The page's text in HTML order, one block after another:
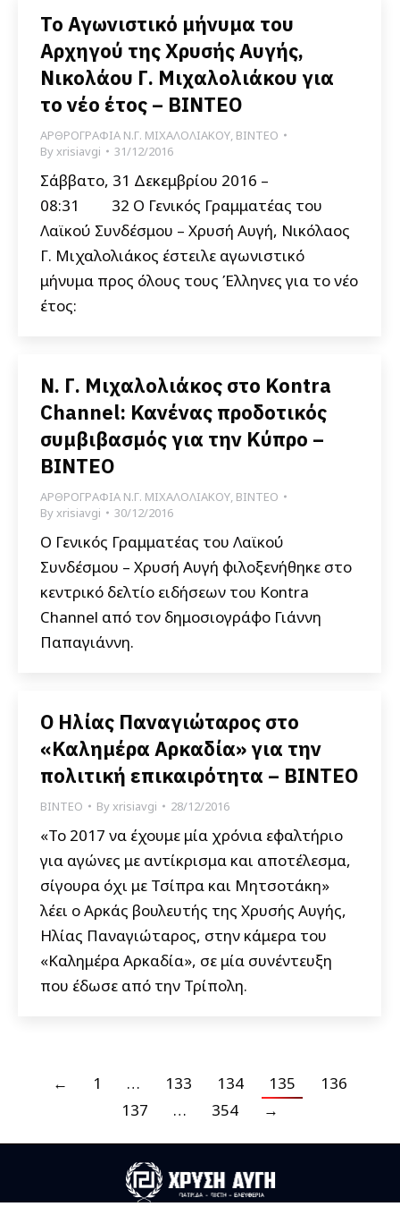
Το Αγωνιστικό μήνυμα του
Αρχηγού της Χρυσής Αυγής,
Νικολάου Γ. Μιχαλολιάκου για
το νέο έτος – ΒΙΝΤΕΟ
ΑΡΘΡΟΓΡΑΦΙΑ Ν.Γ. ΜΙΧΑΛΟΛΙΑΚΟΥ, ΒΙΝΤΕΟ
Byxrisiavgi 31/12/2016
Σάββατο, 31 Δεκεμβρίου 2016 –
08:31 32 Ο Γενικός Γραμματέας του
Λαϊκού Συνδέσμου – Χρυσή Αυγή, Νικόλαος
Γ. Μιχαλολιάκος έστειλε αγωνιστικό
μήνυμα προς όλους τους Έλληνες για το νέο
έτος:
Ν. Γ. Μιχαλολιάκος στο Kontra
Channel: Κανένας προδοτικός
συμβιβασμός για την Κύπρο –
ΒΙΝΤΕΟ
ΑΡΘΡΟΓΡΑΦΙΑ Ν.Γ. ΜΙΧΑΛΟΛΙΑΚΟΥ, ΒΙΝΤΕΟ
Byxrisiavgi 30/12/2016
Ο Γενικός Γραμματέας του Λαϊκού
Συνδέσμου – Χρυσή Αυγή φιλοξενήθηκε στο
κεντρικό δελτίο ειδήσεων του Kontra
Channel από τον δημοσιογράφο Γιάννη
Παπαγιάννη.
Ο Ηλίας Παναγιώταρος στο
«Καλημέρα Αρκαδία» για την
πολιτική επικαιρότητα – ΒΙΝΤΕΟ
ΒΙΝΤΕΟ Byxrisiavgi 28/12/2016
«Το 2017 να έχουμε μία χρόνια εφαλτήριο
για αγώνες με αντίκρισμα και αποτέλεσμα,
σίγουρα όχι με Τσίπρα και Μητσοτάκη»
λέει ο Αρκάς βουλευτής της Χρυσής Αυγής,
Ηλίας Παναγιώταρος, στην κάμερα του
«Καλημέρα Αρκαδία», σε μία συνέντευξη
που έδωσε από την Τρίπολη.
← 1 … 133 134 135
136
137
… 354 →